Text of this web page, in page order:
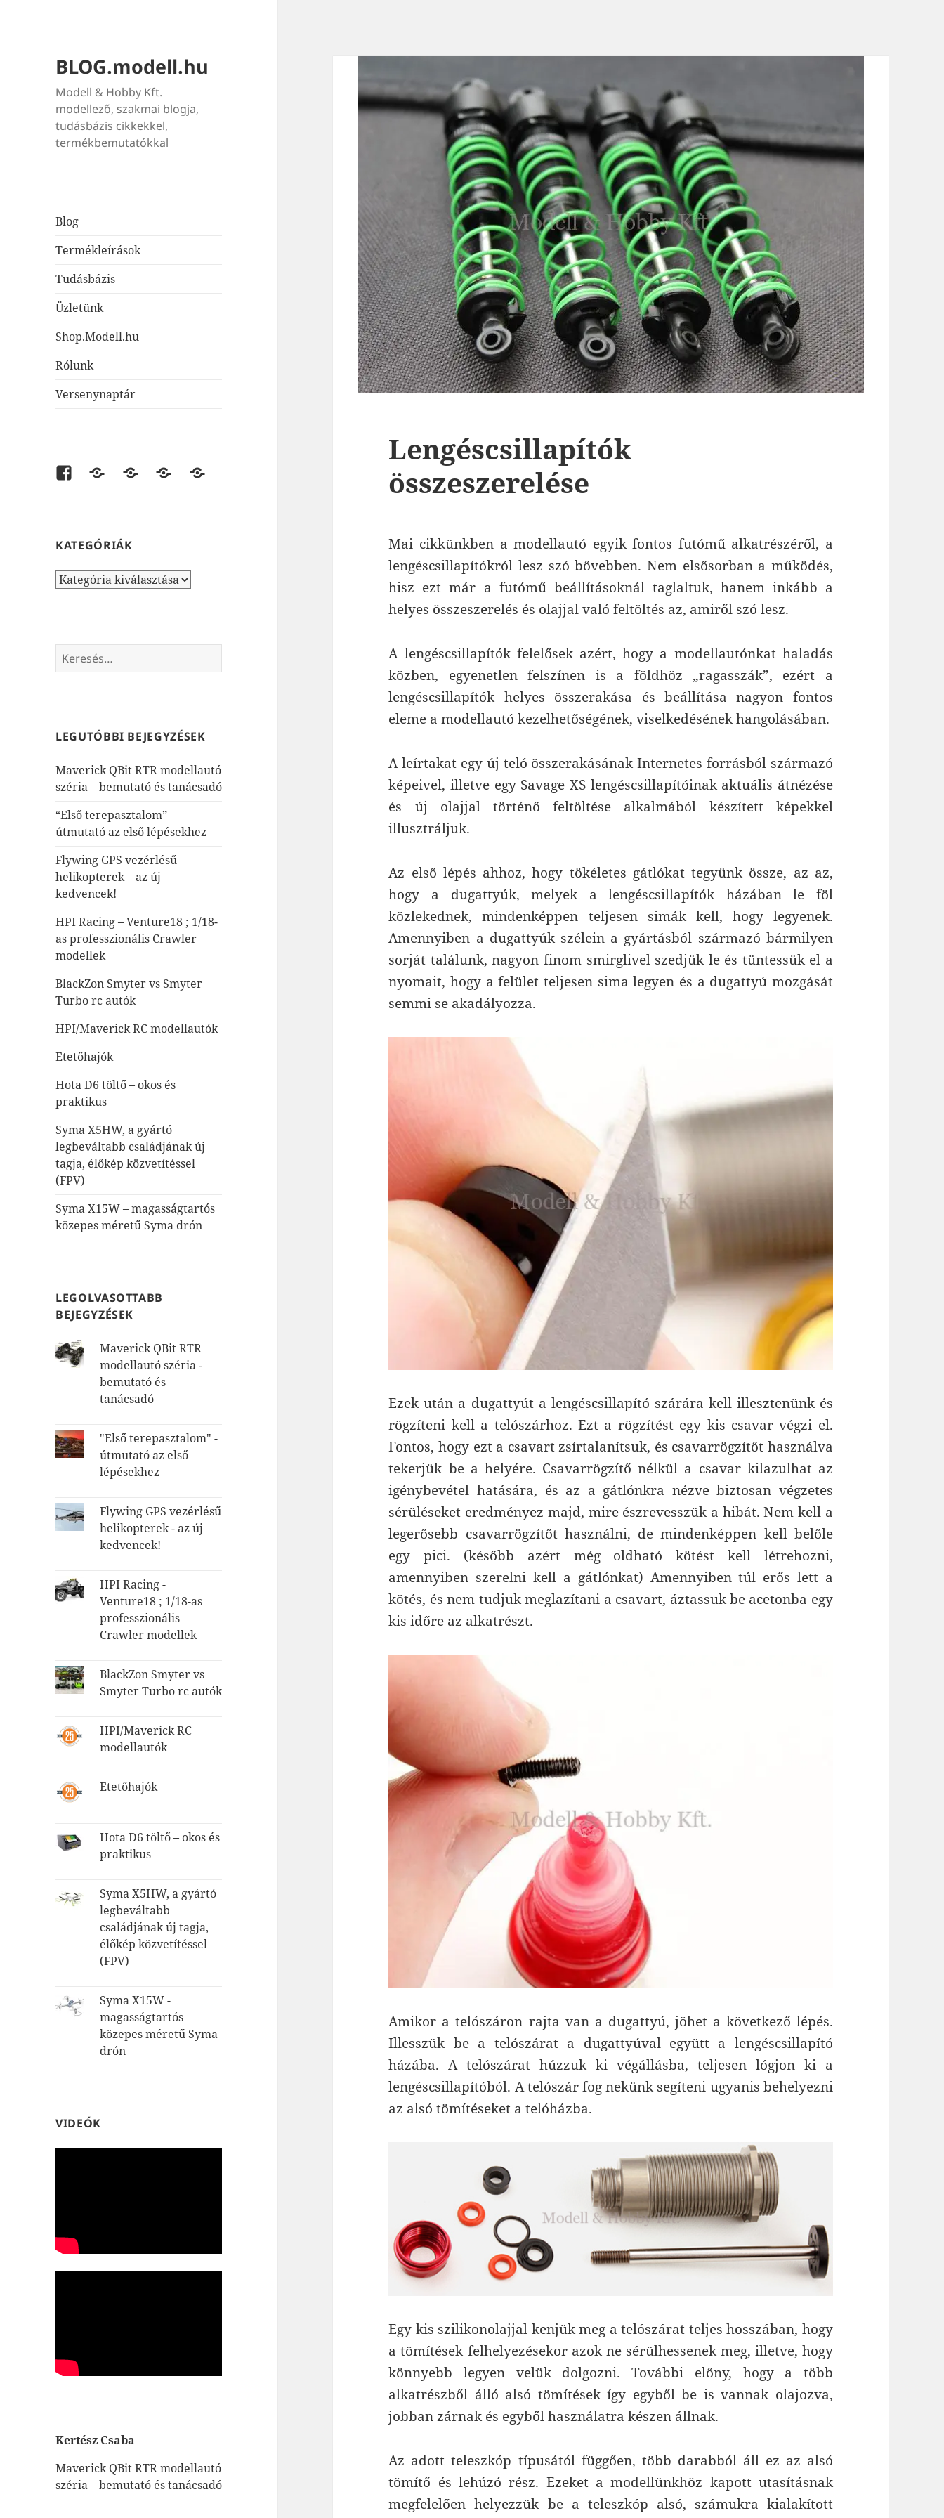
BLOG.modell.hu
Modell & Hobby Kft.
modellező, szakmai blogja,
tudásbázis cikkekkel,
termékbemutatókkal
Blog
Termékleírások
Tudásbázis
Üzletünk
Shop.Modell.hu
Rólunk
Versenynaptár
Facebookshop.modell.hu
AirsoftOne.hu
JátékNet.huJátékBolt.hu
KATEGÓRIÁK
Kategóriák
Keresés:
LEGUTÓBBI BEJEGYZÉSEK
Maverick QBit RTR modellautó
széria – bemutató és tanácsadó
“Első terepasztalom” –
útmutató az első lépésekhez
Flywing GPS vezérlésű
helikopterek – az új
kedvencek!
HPI Racing – Venture18 ; 1/18-
as professzionális Crawler
modellek
BlackZon Smyter vs Smyter
Turbo rc autók
HPI/Maverick RC modellautók
Etetőhajók
Hota D6 töltő – okos és
praktikus
Syma X5HW, a gyártó
legbeváltabb családjának új
tagja, élőkép közvetítéssel
(FPV)
Syma X15W – magasságtartós
közepes méretű Syma drón
LEGOLVASOTTABB
BEJEGYZÉSEK
Maverick QBit RTR
modellautó széria -
bemutató és
tanácsadó
"Első terepasztalom" -
útmutató az első
lépésekhez
Flywing GPS vezérlésű
helikopterek - az új
kedvencek!
HPI Racing -
Venture18 ; 1/18-as
professzionális
Crawler modellek
BlackZon Smyter vs
Smyter Turbo rc autók
HPI/Maverick RC
modellautók
Etetőhajók
Hota D6 töltő – okos és
praktikus
Syma X5HW, a gyártó
legbeváltabb
családjának új tagja,
élőkép közvetítéssel
(FPV)
Syma X15W -
magasságtartós
közepes méretű Syma
drón
VIDEÓK
Kertész Csaba
Maverick QBit RTR modellautó
széria – bemutató és tanácsadó
Lengéscsillapítók
összeszerelése
Mai cikkünkben a modellautó egyik fontos futómű alkatrészéről, a
lengéscsillapítókról lesz szó bővebben. Nem elsősorban a működés,
hisz ezt már a futómű beállításoknál taglaltuk, hanem inkább a
helyes összeszerelés és olajjal való feltöltés az, amiről szó lesz.
A lengéscsillapítók felelősek azért, hogy a modellautónkat haladás
közben, egyenetlen felszínen is a földhöz „ragasszák”, ezért a
lengéscsillapítók helyes összerakása és beállítása nagyon fontos
eleme a modellautó kezelhetőségének, viselkedésének hangolásában.
A leírtakat egy új teló összerakásának Internetes forrásból származó
képeivel, illetve egy Savage XS lengéscsillapítóinak aktuális átnézése
és új olajjal történő feltöltése alkalmából készített képekkel
illusztráljuk.
Az első lépés ahhoz, hogy tökéletes gátlókat tegyünk össze, az az,
hogy a dugattyúk, melyek a lengéscsillapítók házában le föl
közlekednek, mindenképpen teljesen simák kell, hogy legyenek.
Amennyiben a dugattyúk szélein a gyártásból származó bármilyen
sorját találunk, nagyon finom smirglivel szedjük le és tüntessük el a
nyomait, hogy a felület teljesen sima legyen és a dugattyú mozgását
semmi se akadályozza.
Ezek után a dugattyút a lengéscsillapító szárára kell illesztenünk és
rögzíteni kell a telószárhoz. Ezt a rögzítést egy kis csavar végzi el.
Fontos, hogy ezt a csavart zsírtalanítsuk, és csavarrögzítőt használva
tekerjük be a helyére. Csavarrögzítő nélkül a csavar kilazulhat az
igénybevétel hatására, és az a gátlónkra nézve biztosan végzetes
sérüléseket eredményez majd, mire észrevesszük a hibát. Nem kell a
legerősebb csavarrögzítőt használni, de mindenképpen kell belőle
egy pici. (később azért még oldható kötést kell létrehozni,
amennyiben szerelni kell a gátlónkat) Amennyiben túl erős lett a
kötés, és nem tudjuk meglazítani a csavart, áztassuk be acetonba egy
kis időre az alkatrészt.
Amikor a telószáron rajta van a dugattyú, jöhet a következő lépés.
Illesszük be a telószárat a dugattyúval együtt a lengéscsillapító
házába. A telószárat húzzuk ki végállásba, teljesen lógjon ki a
lengéscsillapítóból. A telószár fog nekünk segíteni ugyanis behelyezni
az alsó tömítéseket a telóházba.
Egy kis szilikonolajjal kenjük meg a telószárat teljes hosszában, hogy
a tömítések felhelyezésekor azok ne sérülhessenek meg, illetve, hogy
könnyebb legyen velük dolgozni. További előny, hogy a több
alkatrészből álló alsó tömítések így egyből be is vannak olajozva,
jobban zárnak és egyből használatra készen állnak.
Az adott teleszkóp típusától függően, több darabból áll ez az alsó
tömítő és lehúzó rész. Ezeket a modellünkhöz kapott utasításnak
megfelelően helyezzük be a teleszkóp alsó, számukra kialakított